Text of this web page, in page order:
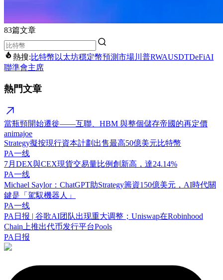
83篇文章
熱搜:比特幣 以太坊穩定幣預測市場川普RWAUSDTDeFiAI
聯準會主席
熱門文章
當瓶頸開始遷徙——互聯、HBM 與整個儲存帝國的再定價
animajoe
Strategy擬按現行資本計劃出售最高50億美元比特幣
PA一线
7月DEX與CEX現貨交易量比例創新高，達24.14%
PA一线
Michael Saylor：ChatGPT助Strategy籌資150億美元，AI時代關
鍵是「駕馭機器人」
PA一线
PA日报 | 谷歌AI团队出现重大调整；Uniswap在Robinhood
Chain上推出代币发行平台Pools
PA日报